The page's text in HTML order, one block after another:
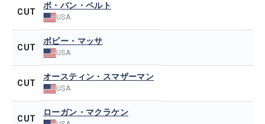
CUT
ボ・バン・ペルト
USA
CUT
ボビー・マッサ
USA
CUT
オースティン・スマザーマン
USA
CUT
ローガン・マクラケン